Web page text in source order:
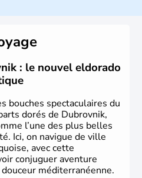
: le nouvel eldorado
bouches spectaculaires du
dorés de Dubrovnik,
l’une des plus belles
Ici, on navigue de ville
avec cette
conjuguer aventure
méditerranéenne.